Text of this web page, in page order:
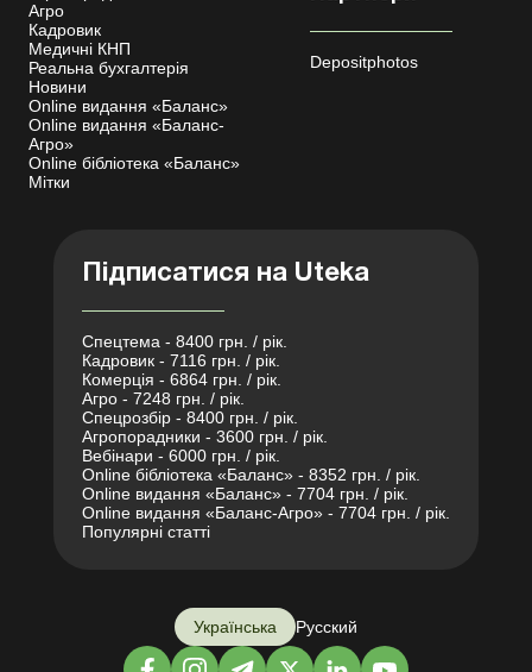
Агро
Кадровик
Медичні КНП
Реальна бухгалтерія
Новини
Online видання «Баланс»
Online видання «Баланс-
Агро»
Online бібліотека «Баланс»
Мітки
Depositphotos
Підписатися на Uteka
Спецтема - 8400 грн. / рік.
Кадровик - 7116 грн. / рік.
Комерція - 6864 грн. / рік.
Агро - 7248 грн. / рік.
Спецрозбір - 8400 грн. / рік.
Агропорадники - 3600 грн. / рік.
Вебінари - 6000 грн. / рік.
Online бібліотека «Баланс» - 8352 грн. / рік.
Online видання «Баланс» - 7704 грн. / рік.
Online видання «Баланс-Агро» - 7704 грн. / рік.
Популярні статті
Українська Русский